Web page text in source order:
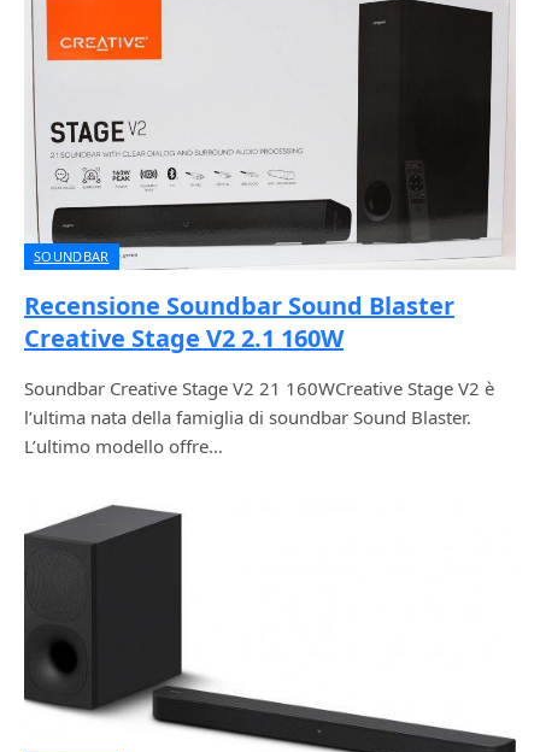
SOUNDBAR
Recensione Soundbar Sound Blaster
Creative Stage V2 2.1 160W
Soundbar Creative Stage V2 21 160WCreative Stage V2 è
l’ultima nata della famiglia di soundbar Sound Blaster.
L’ultimo modello offre…